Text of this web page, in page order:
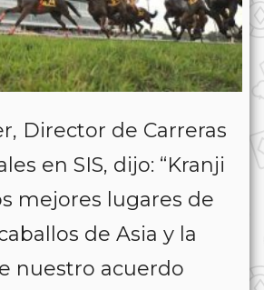
Director de Carreras
en SIS, dijo: “Kranji
mejores lugares de
de Asia y la
nuestro acuerdo